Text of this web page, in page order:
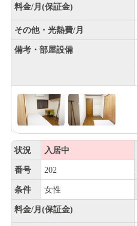
料金/月(保証金)
その他・光熱費/月
備考・部屋設備
状況 入居中
番号 202
条件 女性
料金/月(保証金)